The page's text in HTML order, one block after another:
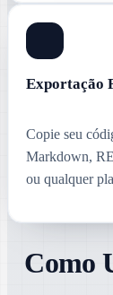
Exportação
Copie seu
Markdown,
ou qualquer
Como